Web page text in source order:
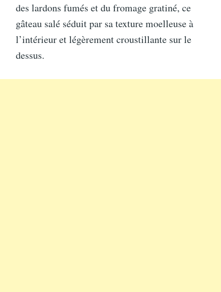
des lardons fumés et du fromage gratiné, ce
gâteau salé séduit par sa texture moelleuse à
l’intérieur et légèrement croustillante sur le
dessus.